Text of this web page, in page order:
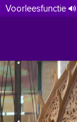
Voorleesfunctie